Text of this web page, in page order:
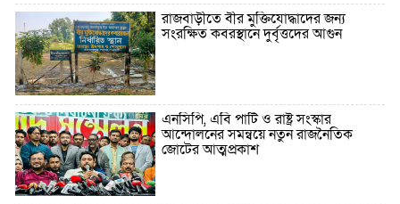
রাজবাড়ীতে বীর মুক্তিযোদ্ধাদের জন্য
সংরক্ষিত কবরস্থানে দুর্বৃত্তদের আগুন
এনসিপি, এবি পার্টি ও রাষ্ট্র সংস্কার
আন্দোলনের সমন্বয়ে নতুন রাজনৈতিক
জোটের আত্মপ্রকাশ